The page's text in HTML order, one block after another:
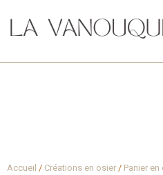
Accueil / Créations en osier / Panier en